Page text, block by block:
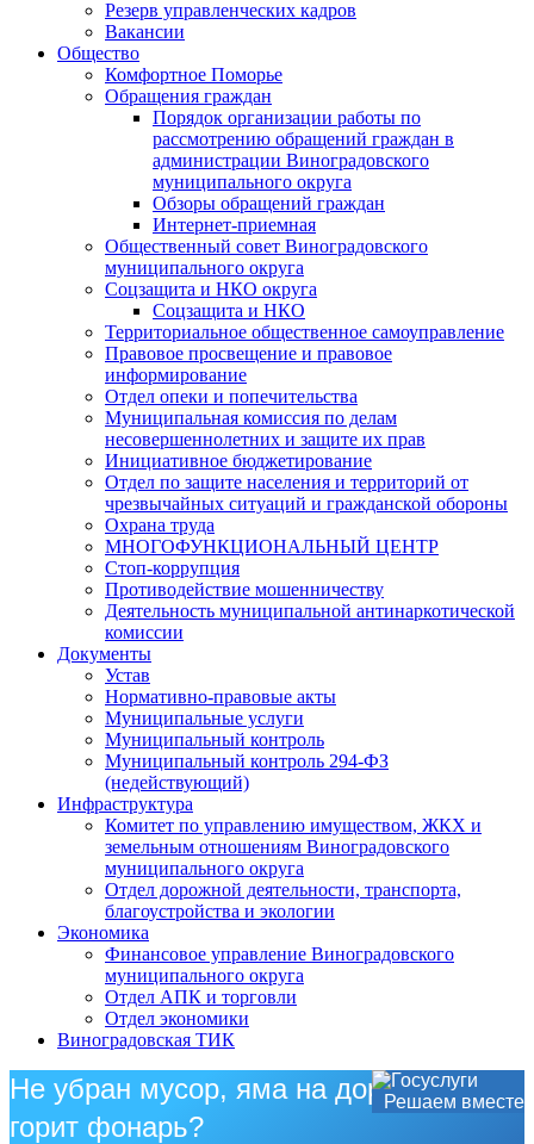
Резерв управленческих кадров
Вакансии
Общество
Комфортное Поморье
Обращения граждан
Порядок организации работы по
рассмотрению обращений граждан в
администрации Виноградовского
муниципального округа
Обзоры обращений граждан
Интернет-приемная
Общественный совет Виноградовского
муниципального округа
Соцзащита и НКО округа
Соцзащита и НКО
Территориальное общественное самоуправление
Правовое просвещение и правовое
информирование
Отдел опеки и попечительства
Муниципальная комиссия по делам
несовершеннолетних и защите их прав
Инициативное бюджетирование
Отдел по защите населения и территорий от
чрезвычайных ситуаций и гражданской обороны
Охрана труда
МНОГОФУНКЦИОНАЛЬНЫЙ ЦЕНТР
Стоп-коррупция
Противодействие мошенничеству
Деятельность муниципальной антинаркотической
комиссии
Документы
Устав
Нормативно-правовые акты
Муниципальные услуги
Муниципальный контроль
Муниципальный контроль 294-ФЗ
(недействующий)
Инфраструктура
Комитет по управлению имуществом, ЖКХ и
земельным отношениям Виноградовского
муниципального округа
Отдел дорожной деятельности, транспорта,
благоустройства и экологии
Экономика
Финансовое управление Виноградовского
муниципального округа
Отдел АПК и торговли
Отдел экономики
Виноградовская ТИК
Решаем вместе
Не убран мусор, яма на дороге, не
горит фонарь?